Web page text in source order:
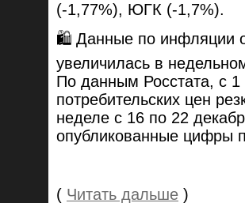
(-1,77%), ЮГК (-1,7%).
🛍 Данные по инфляции
увеличилась в
По данным Росстата, с 1
потребительских цен
неделе с 16 по 22
опубликованные цифры
( Читать дальше )